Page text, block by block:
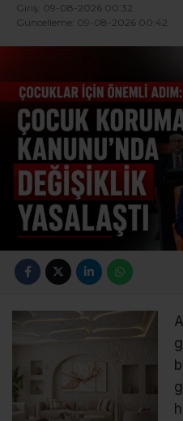
Giriş: 09-08-2026 00:32
Güncelleme: 09-08-2026 00:42